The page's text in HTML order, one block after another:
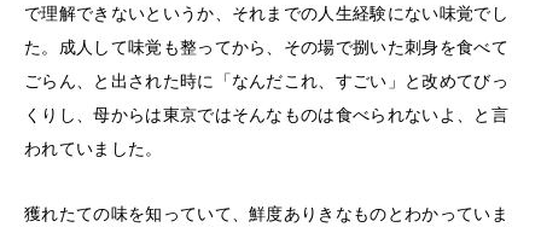
で理解できないというか、それまでの人生経験にない味覚でし
た。成人して味覚も整ってから、その場で捌いた刺身を食べて
ごらん、と出された時に「なんだこれ、すごい」と改めてびっ
くりし、母からは東京ではそんなものは食べられないよ、と言
われていました。
獲れたての味を知っていて、鮮度ありきなものとわかっていま